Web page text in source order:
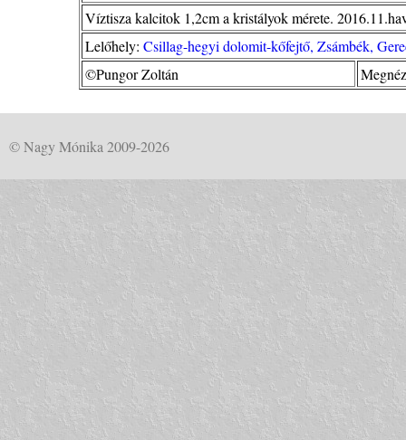
Víztisza kalcitok 1,2cm a kristályok mérete.
Lelőhely: Csillag-hegyi dolomit-kőfejtő, Zsámbék,
©Pungor Zoltán
© Nagy Mónika 2009-2026